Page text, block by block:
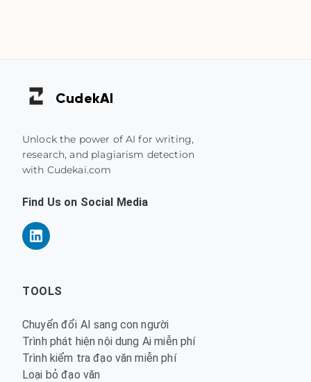
CudekAI
Unlock the power of AI for writing,
research, and plagiarism detection
with Cudekai.com
Find Us on Social Media
TOOLS
Chuyển đổi AI sang con người
Trình phát hiện nội dung Ai miễn phí
Trình kiểm tra đạo văn miễn phí
Loại bỏ đạo văn